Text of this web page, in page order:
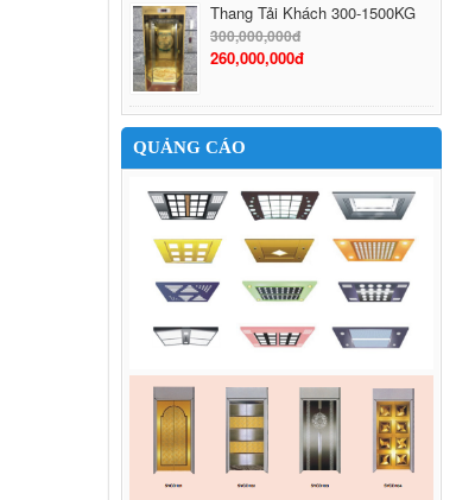
Thang Tải Khách 300-1500KG
300,000,000đ
260,000,000đ
QUẢNG CÁO